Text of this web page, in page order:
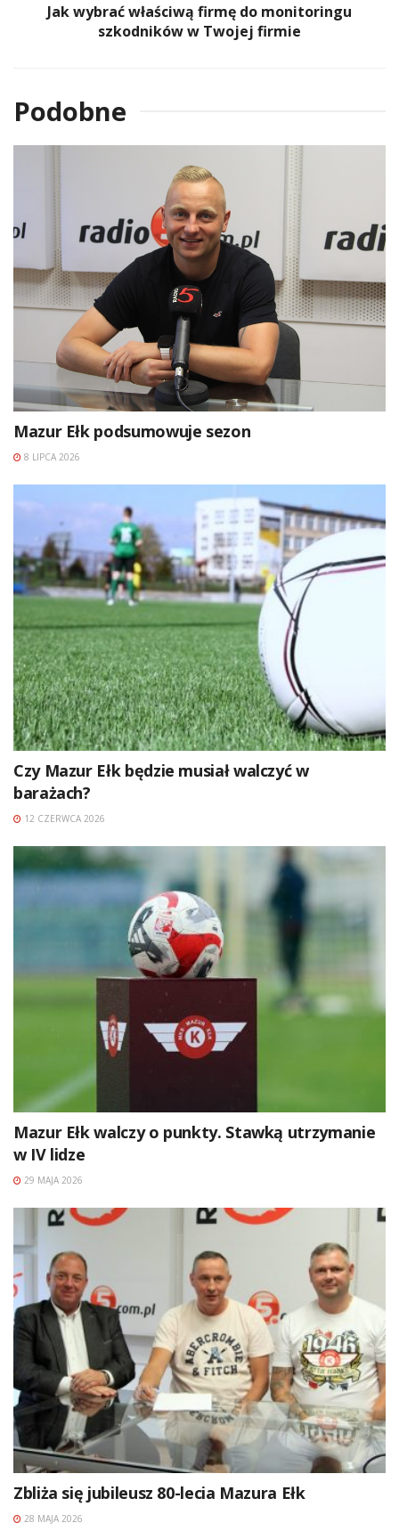
Jak wybrać właściwą firmę do monitoringu
szkodników w Twojej firmie
Podobne
Mazur Ełk podsumowuje sezon
8 LIPCA 2026
Czy Mazur Ełk będzie musiał walczyć w
barażach?
12 CZERWCA 2026
Mazur Ełk walczy o punkty. Stawką utrzymanie
w IV lidze
29 MAJA 2026
Zbliża się jubileusz 80-lecia Mazura Ełk
28 MAJA 2026